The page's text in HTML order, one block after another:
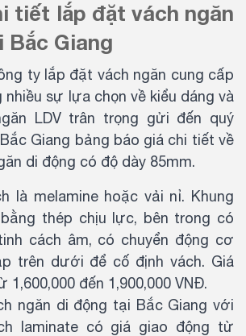
tiết lắp đặt vách ngăn
Bắc Giang
ty lắp đặt vách ngăn cung cấp
nhiều sự lựa chọn về kiểu dáng và
LDV trân trọng gửi đến quý
Giang bảng báo giá chi tiết về
di động có độ dày 85mm.
là melamine hoặc vải nỉ. Khung
thép chịu lực, bên trong có
cách âm, có chuyển động cơ
trên dưới để cố định vách. Giá
1,600,000 đến 1,900,000 VNĐ.
ngăn di động tại Bắc Giang với
laminate có giá giao động từ